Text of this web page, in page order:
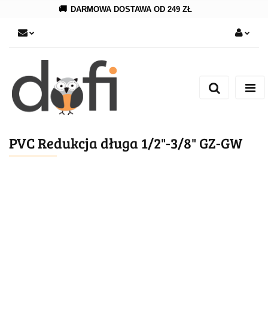
🚚 DARMOWA DOSTAWA OD 249 ZŁ
Zarejestruj się
PVC Redukcja długa 1/2"-3/8" GZ-GW